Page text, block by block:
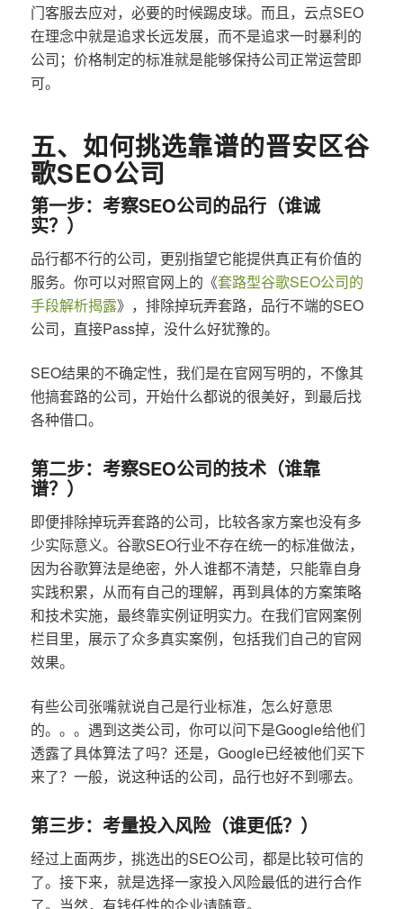
门客服去应对，必要的时候踢皮球。而且，云点SEO
在理念中就是追求长远发展，而不是追求一时暴利的
公司；价格制定的标准就是能够保持公司正常运营即
可。
五、如何挑选靠谱的晋安区谷
歌SEO公司
第一步：考察SEO公司的品行（谁诚
实？）
品行都不行的公司，更别指望它能提供真正有价值的
服务。你可以对照官网上的《套路型谷歌SEO公司的
手段解析揭露》，排除掉玩弄套路，品行不端的SEO
公司，直接Pass掉，没什么好犹豫的。
SEO结果的不确定性，我们是在官网写明的，不像其
他搞套路的公司，开始什么都说的很美好，到最后找
各种借口。
第二步：考察SEO公司的技术（谁靠
谱？）
即便排除掉玩弄套路的公司，比较各家方案也没有多
少实际意义。谷歌SEO行业不存在统一的标准做法，
因为谷歌算法是绝密，外人谁都不清楚，只能靠自身
实践积累，从而有自己的理解，再到具体的方案策略
和技术实施，最终靠实例证明实力。在我们官网案例
栏目里，展示了众多真实案例，包括我们自己的官网
效果。
有些公司张嘴就说自己是行业标准，怎么好意思
的。。。遇到这类公司，你可以问下是Google给他们
透露了具体算法了吗？还是，Google已经被他们买下
来了？一般，说这种话的公司，品行也好不到哪去。
第三步：考量投入风险（谁更低？）
经过上面两步，挑选出的SEO公司，都是比较可信的
了。接下来，就是选择一家投入风险最低的进行合作